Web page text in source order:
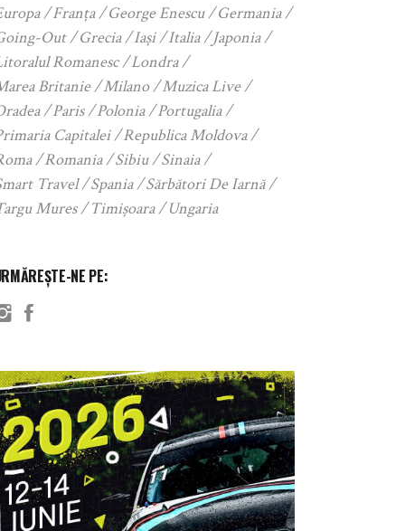
Franța George Enescu
Germania
Out
Grecia Iași Italia
Japonia
Romanesc
Londra
Britanie
Milano
Muzica Live
Paris Polonia
Portugalia
Capitalei
Republica Moldova
Romania Sibiu
Sinaia
Travel
Spania
Sărbători De Iarnă
Mures
Timișoara Ungaria
NE PE: